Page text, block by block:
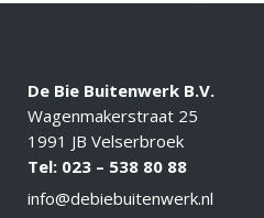
De Bie Buitenwerk B.V.
Wagenmakerstraat 25
1991 JB Velserbroek
Tel: 023 – 538 80 88
info@debiebuitenwerk.nl